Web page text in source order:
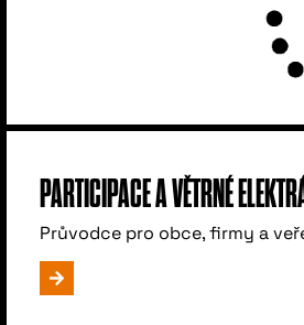
PARTICIPACE A VĚTRNÉ
Průvodce pro obce, firmy a